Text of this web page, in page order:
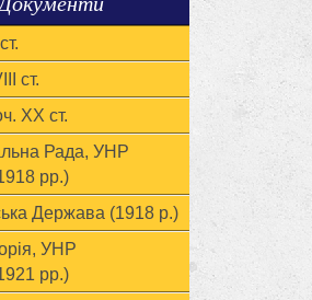
ст.
ХХ ст.
Рада, УНР
рр.)
Держава (1918 р.)
УНР
рр.)